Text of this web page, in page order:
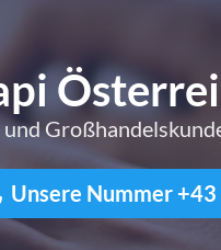
Unsere Nummer